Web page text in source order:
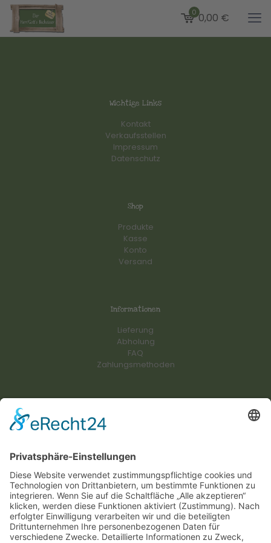
0 0,00 €
Wichtige Links
Kontakt
Verkaufsstellen
Impressum
Datenschutz
Shop
Produkte
Kasse
Konto
Versand
Informationen
Lieferung
Abholung
FAQ
Zahlungsmethoden
Info@derherrgottsbscheisser.de